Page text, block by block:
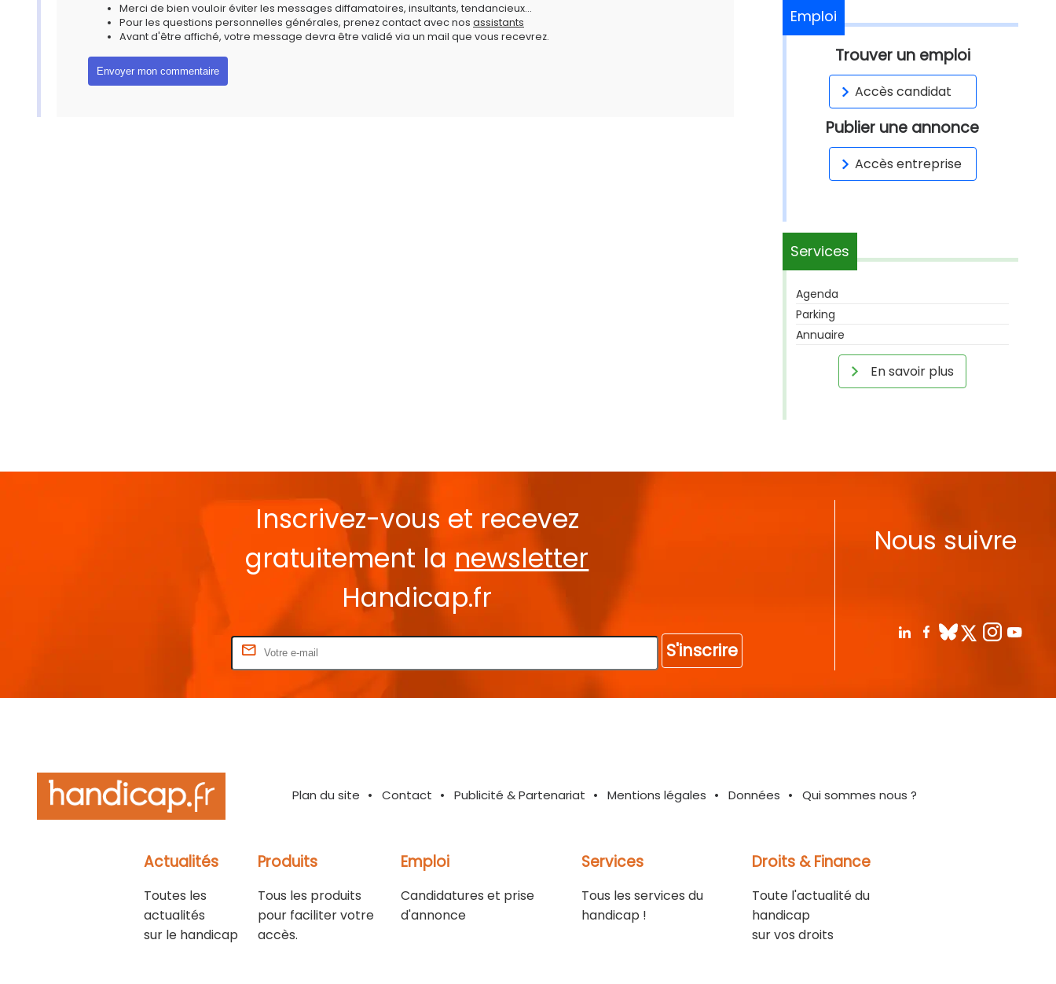
Merci de bien vouloir éviter les messages diffamatoires, insultants, tendancieux...
Pour les questions personnelles générales, prenez contact avec nos assistants
Avant d'être affiché, votre message devra être validé via un mail que vous recevrez.
Emploi
Trouver un emploi
Accès candidat
Publier une annonce
Accès entreprise
Services
Agenda
Parking
Annuaire
En savoir plus
Inscrivez-vous et recevez
gratuitement la newsletter
Handicap.fr
S'inscrire
Nous suivre
Plan du site Contact Publicité & Partenariat Mentions légales Données Qui sommes nous ?
Actualités
Toutes les
actualités
sur le handicap
Produits
Tous les produits
pour faciliter votre
accès.
Emploi
Candidatures et prise
d'annonce
Services
Tous les services du
handicap !
Droits & Finance
Toute l'actualité du
handicap
sur vos droits